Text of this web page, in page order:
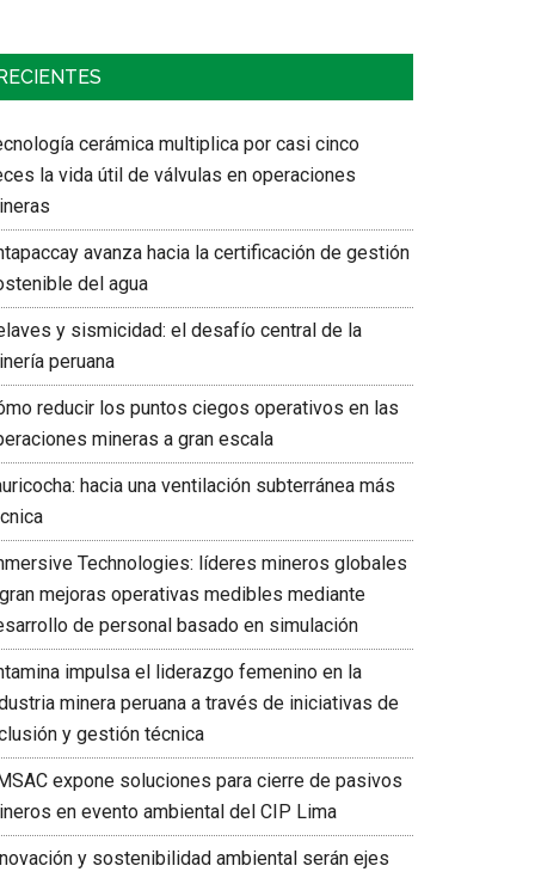
RECIENTES
cerámica multiplica por casi cinco
la vida útil de válvulas en operaciones
avanza hacia la certificación de gestión
del agua
y sismicidad: el desafío central de la
peruana
reducir los puntos ciegos operativos en las
mineras a gran escala
hacia una ventilación subterránea más
Technologies: líderes mineros globales
mejoras operativas medibles mediante
de personal basado en simulación
impulsa el liderazgo femenino en la
minera peruana a través de iniciativas de
y gestión técnica
expone soluciones para cierre de pasivos
en evento ambiental del CIP Lima
y sostenibilidad ambiental serán ejes